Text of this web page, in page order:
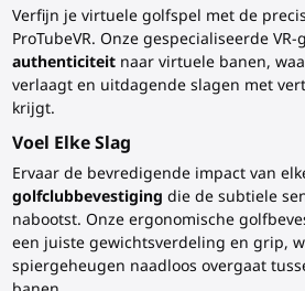
Verfijn je virtuele golfspel met de
ProTubeVR. Onze gespecialiseerde
authenticiteitnaar virtuele banen,
verlaagt en uitdagende slagen met
krijgt.
Voel Elke Slag
Ervaar de bevredigende impact van
golfclubbevestiging die de subtiele
nabootst. Onze ergonomische
een juiste gewichtsverdeling en grip,
spiergeheugen naadloos overgaat